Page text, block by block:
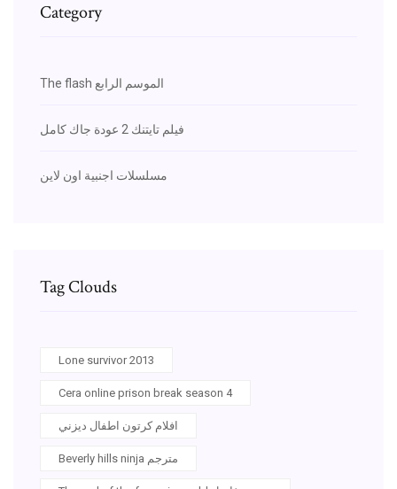
Category
The flash الموسم الرابع
فيلم تايتنك 2 عودة جاك كامل
مسلسلات اجنبية اون لاين
Tag Clouds
Lone survivor 2013
Cera online prison break season 4
افلام كرتون اطفال ديزني
Beverly hills ninja مترجم